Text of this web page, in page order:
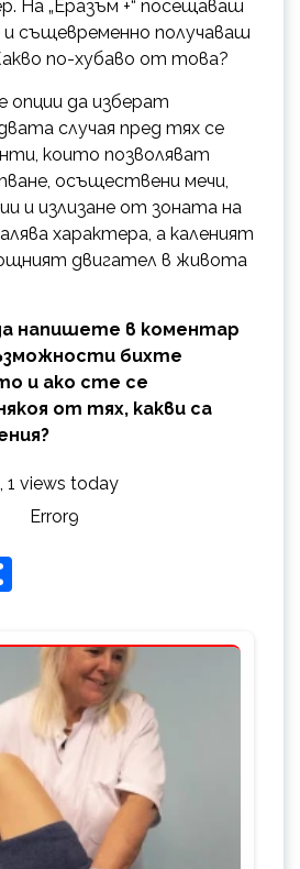
На „Еразъм +“ посещаваш
и същевременно получаваш
по-хубаво от това?
да изберат
случая пред тях се
които позволяват
осъществени мечи,
и излизане от зоната на
характера, а каленият
двигател в живота
напишете в коментар
бихте
и ако сте се
от тях, какви са
, 1 views today
Error9